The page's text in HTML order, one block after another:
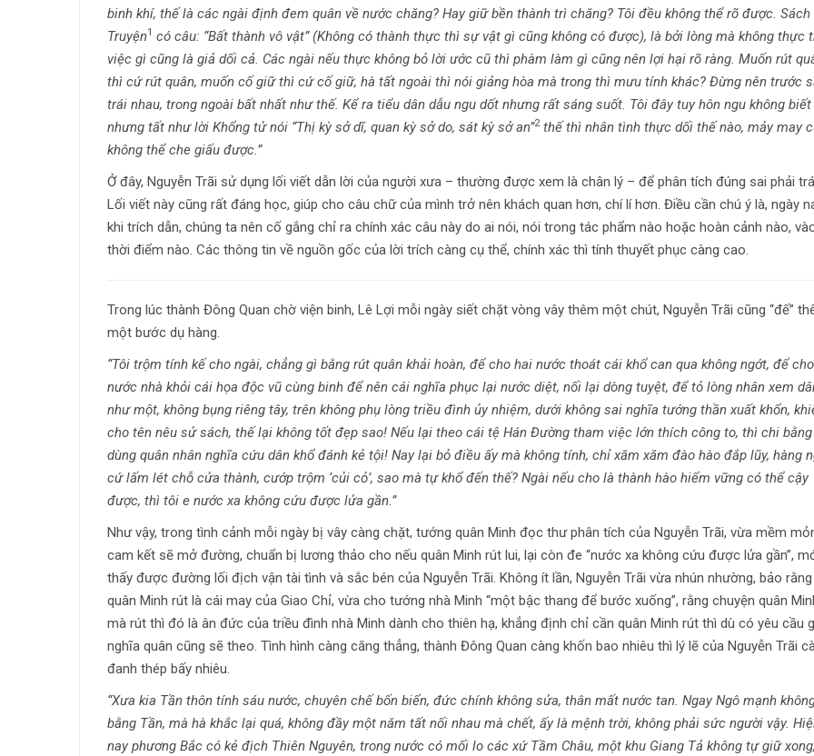
binh khí, thế là các ngài định đem quân về nước chăng? Hay giữ bền thành trì chăng? Tôi đều không thể rõ được. Sách
Truyện1 có câu: “Bất thành vô vật” (Không có thành thực thì sự vật gì cũng không có được), là bởi lòng mà không thực
việc gì cũng là giả dối cả. Các ngài nếu thực không bỏ lời ước cũ thì phàm làm gì cũng nên lợi hại rõ ràng. Muốn rút
thì cứ rút quân, muốn cố giữ thì cứ cố giữ, hà tất ngoài thì nói giảng hòa mà trong thì mưu tính khác? Đừng nên trước
trái nhau, trong ngoài bất nhất như thế. Kể ra tiểu dân dẫu ngu dốt nhưng rất sáng suốt. Tôi đây tuy hôn ngu không biết
nhưng tất như lời Khổng tử nói “Thị kỳ sở dĩ, quan kỳ sở do, sát kỳ sở an”2thế thì nhân tình thực dối thế nào, mảy may
không thể che giấu được.”
Ở đây, Nguyễn Trãi sử dụng lối viết dẫn lời của người xưa – thường được xem là chân lý – để phân tích đúng sai phải
Lối viết này cũng rất đáng học, giúp cho câu chữ của mình trở nên khách quan hơn, chí lí hơn. Điều cần chú ý là, ngày
khi trích dẫn, chúng ta nên cố gắng chỉ ra chính xác câu này do ai nói, nói trong tác phẩm nào hoặc hoàn cảnh nào,
thời điểm nào. Các thông tin về nguồn gốc của lời trích càng cụ thể, chính xác thì tính thuyết phục càng cao.
Trong lúc thành Đông Quan chờ viện binh, Lê Lợi mỗi ngày siết chặt vòng vây thêm một chút, Nguyễn Trãi cũng “đế”
một bước dụ hàng.
“Tôi trộm tính kế cho ngài, chẳng gì bằng rút quân khải hoàn, để cho hai nước thoát cái khổ can qua không ngớt, để cho
nước nhà khỏi cái họa độc vũ cùng binh để nên cái nghĩa phục lại nước diệt, nối lại dòng tuyệt, để tỏ lòng nhân xem
như một, không bụng riêng tây, trên không phụ lòng triều đình ủy nhiệm, dưới không sai nghĩa tướng thần xuất khổn,
cho tên nêu sử sách, thế lại không tốt đẹp sao! Nếu lại theo cái tệ Hán Đường tham việc lớn thích công to, thì chi bằng
dùng quân nhân nghĩa cứu dân khổ đánh kẻ tội! Nay lại bỏ điều ấy mà không tính, chỉ xăm xăm đào hào đắp lũy, hàng
cứ lấm lét chỗ cửa thành, cướp trộm ‘củi cỏ’, sao mà tự khổ đến thế? Ngài nếu cho là thành hào hiểm vững có thể cậy
được, thì tôi e nước xa không cứu được lửa gần.”
Như vậy, trong tình cảnh mỗi ngày bị vây càng chặt, tướng quân Minh đọc thư phân tích của Nguyễn Trãi, vừa mềm
cam kết sẽ mở đường, chuẩn bị lương thảo cho nếu quân Minh rút lui, lại còn đe “nước xa không cứu được lửa gần”,
thấy được đường lối địch vận tài tình và sắc bén của Nguyễn Trãi. Không ít lần, Nguyễn Trãi vừa nhún nhường, bảo rằng
quân Minh rút là cái may của Giao Chỉ, vừa cho tướng nhà Minh “một bậc thang để bước xuống”, rằng chuyện quân
mà rút thì đó là ân đức của triều đình nhà Minh dành cho thiên hạ, khẳng định chỉ cần quân Minh rút thì dù có yêu cầu
nghĩa quân cũng sẽ theo. Tình hình càng căng thẳng, thành Đông Quan càng khốn bao nhiêu thì lý lẽ của Nguyễn Trãi
đanh thép bấy nhiêu.
“Xưa kia Tần thôn tính sáu nước, chuyên chế bốn biển, đức chính không sửa, thân mất nước tan. Ngay Ngô mạnh
bằng Tần, mà hà khắc lại quá, không đầy một năm tất nối nhau mà chết, ấy là mệnh trời, không phải sức người vậy.
nay phương Bắc có kẻ địch Thiên Nguyên, trong nước có mối lo các xứ Tầm Châu, một khu Giang Tả không tự giữ